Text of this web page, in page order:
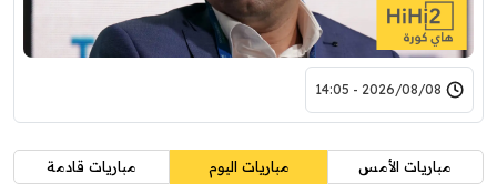
2026/08/08 - 14:05
مباريات الأمس مباريات اليوم مباريات قادمة